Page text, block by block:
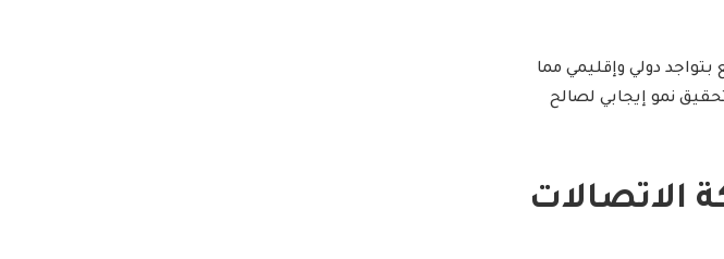
دولي وإقليمي مما
نمو إيجابي لصالح
الاتصالات